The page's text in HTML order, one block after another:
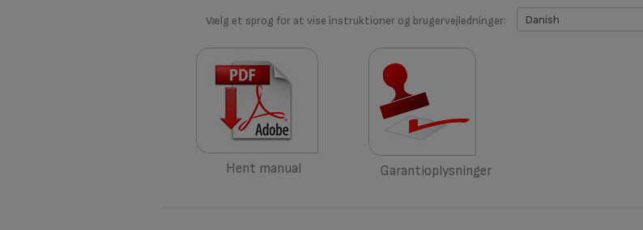
Vælg et sprog for at vise instruktioner og brugervejledninger:
Hent manual Garantioplysninger